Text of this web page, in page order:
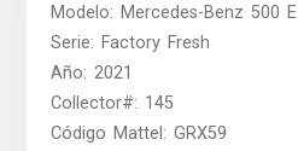
Modelo: Mercedes-Benz 500 E
Serie: Factory Fresh
Año: 2021
Collector#: 145
Código Mattel: GRX59